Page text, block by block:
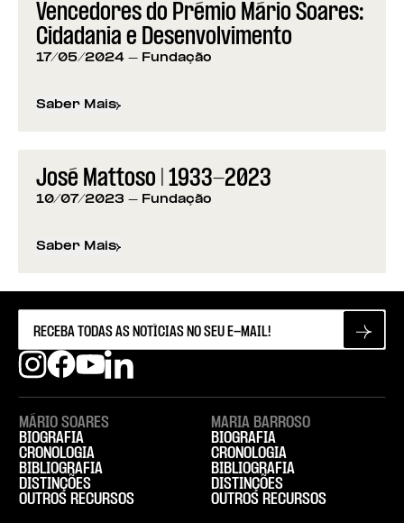
Vencedores do Prémio Mário Soares:
Cidadania e Desenvolvimento
17/05/2024 - Fundação
Saber Mais
sobre Vencedores do Prémio Mário Soares:
José Mattoso | 1933-2023
10/07/2023 - Fundação
Saber Mais
sobre José Mattoso | 1933-2023
MÁRIO SOARES
BIOGRAFIA
CRONOLOGIA
BIBLIOGRAFIA
DISTINÇÕES
OUTROS RECURSOS
MARIA BARROSO
BIOGRAFIA
CRONOLOGIA
BIBLIOGRAFIA
DISTINÇÕES
OUTROS RECURSOS